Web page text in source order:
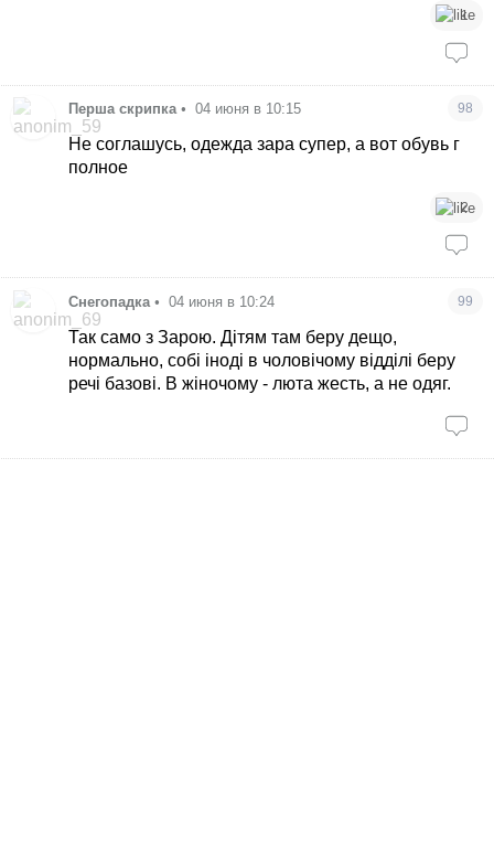
1
Перша скрипка • 04 июня в 10:15 98
Не соглашусь, одежда зара супер, а вот обувь г
полное
2
Снегопадка • 04 июня в 10:24 99
Так само з Зарою. Дітям там беру дещо,
нормально, собі іноді в чоловічому відділі беру
речі базові. В жіночому - люта жесть, а не одяг.